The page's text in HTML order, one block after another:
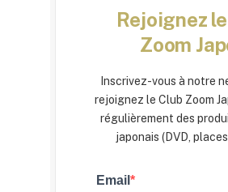
Rejoignez
Zoom
Inscrivez-vous à notre
rejoignez le Club Zoom
régulièrement des
japonais (DVD,
Email